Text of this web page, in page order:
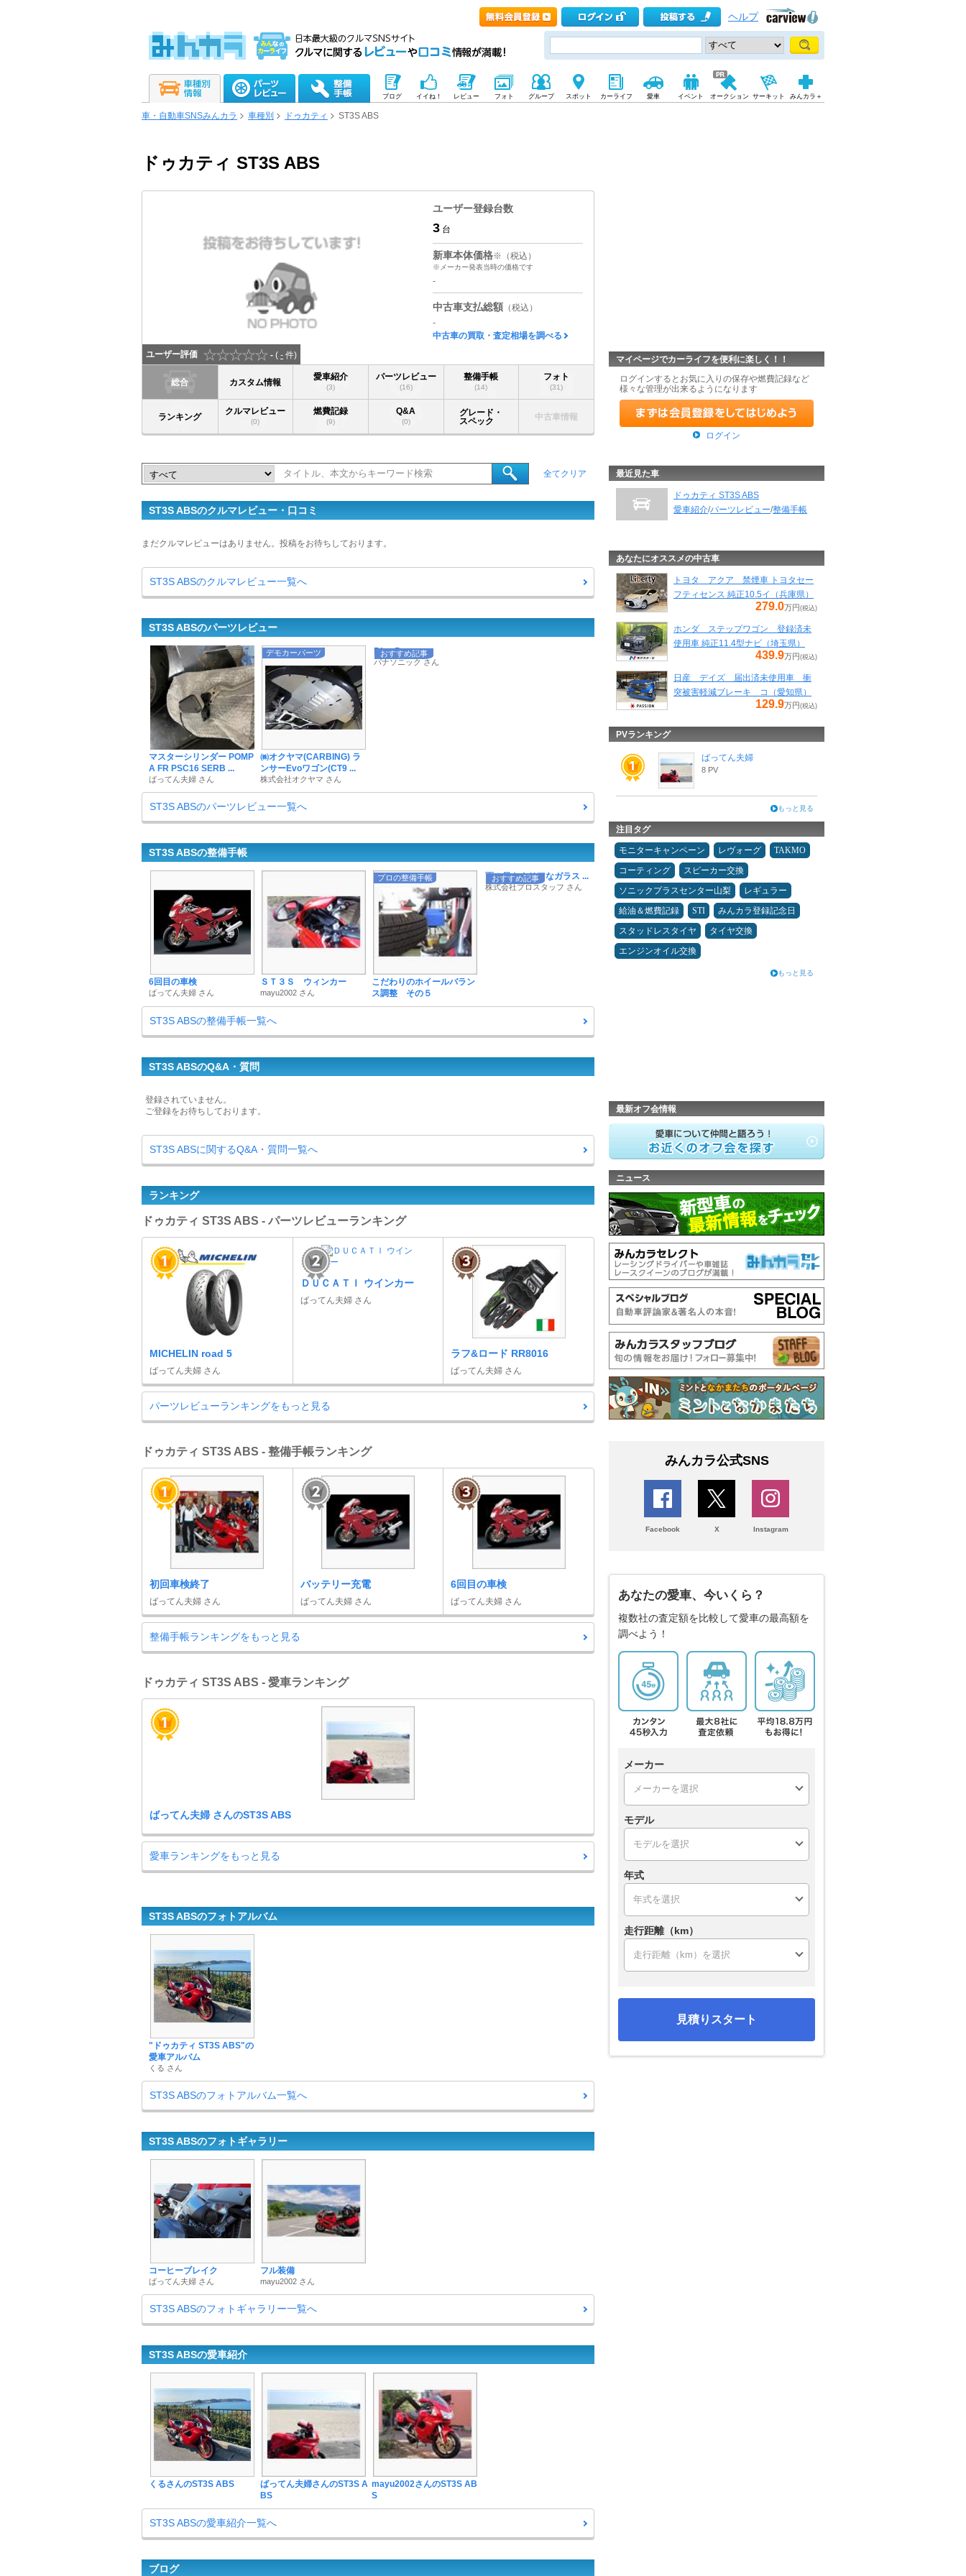
ヘルプ
ブログ イイね！ レビュー フォト グループ スポット カーライフ 愛車 イベント オークション サーキット みんカラ＋
車・自動車SNSみんカラ 車種別 ドゥカティ ST3S ABS
ドゥカティ ST3S ABS
ユーザー評価 - ( - 件)
ユーザー登録台数
3 台
新車本体価格※（税込）
※メーカー発表当時の価格です
-
中古車支払総額 （税込）
-
中古車の買取・査定相場を調べる
総合 カスタム情報
愛車紹介
(3)
パーツレビュー
(16)
整備手帳
(14)
フォト
(31)
ランキング
クルマレビュー
(0)
燃費記録
(9)
Q&A
(0)
グレード・
スペック
中古車情報
全てクリア
ST3S ABSのクルマレビュー・口コミ
まだクルマレビューはありません。投稿をお待ちしております。
ST3S ABSのクルマレビュー一覧へ
ST3S ABSのパーツレビュー
マスターシリンダー POMP
A FR PSC16 SERB ...
ばってん夫婦 さん
デモカーパーツ
㈱オクヤマ(CARBING) ラ
ンサーEvoワゴン(CT9 ...
株式会社オクヤマ さん
おすすめ記事
Blue Batter ...
パナソニック さん
ST3S ABSのパーツレビュー一覧へ
ST3S ABSの整備手帳
6回目の車検
ばってん夫婦 さん
ＳＴ３Ｓ ウィンカー
mayu2002 さん
プロの整備手帳
こだわりのホイールバラン
ス調整 その５
おすすめ記事
雨の日もクリアなガラス ...
株式会社プロスタッフ さん
ST3S ABSの整備手帳一覧へ
ST3S ABSのQ&A・質問
登録されていません。
ご登録をお待ちしております。
ST3S ABSに関するQ&A・質問一覧へ
ランキング
ドゥカティ ST3S ABS - パーツレビューランキング
MICHELIN road 5
ばってん夫婦 さん
ＤＵＣＡＴＩ ウインカー
ばってん夫婦 さん
ラフ&ロード RR8016
ばってん夫婦 さん
パーツレビューランキングをもっと見る
ドゥカティ ST3S ABS - 整備手帳ランキング
初回車検終了
ばってん夫婦 さん
バッテリー充電
ばってん夫婦 さん
6回目の車検
ばってん夫婦 さん
整備手帳ランキングをもっと見る
ドゥカティ ST3S ABS - 愛車ランキング
ばってん夫婦 さんのST3S ABS
愛車ランキングをもっと見る
ST3S ABSのフォトアルバム
"ドゥカティ ST3S ABS"の
愛車アルバム
くる さん
ST3S ABSのフォトアルバム一覧へ
ST3S ABSのフォトギャラリー
コーヒーブレイク
ばってん夫婦 さん
フル装備
mayu2002 さん
ST3S ABSのフォトギャラリー一覧へ
ST3S ABSの愛車紹介
くるさんのST3S ABS
ばってん夫婦さんのST3S A
BS
mayu2002さんのST3S AB
S
ST3S ABSの愛車紹介一覧へ
ブログ
マイページでカーライフを便利に楽しく！！
ログインするとお気に入りの保存や燃費記録など
様々な管理が出来るようになります
ログイン
最近見た車
ドゥカティ ST3S ABS
愛車紹介/パーツレビュー/整備手帳
あなたにオススメの中古車
トヨタ アクア 禁煙車 トヨタセー
フティセンス 純正10.5イ（兵庫県）
279.0万円 (税込)
ホンダ ステップワゴン 登録済未
使用車 純正11.4型ナビ（埼玉県）
439.9万円 (税込)
日産 デイズ 届出済未使用車 衝
突被害軽減ブレーキ コ（愛知県）
129.9万円 (税込)
PVランキング
ばってん夫婦
8 PV
もっと見る
注目タグ
モニターキャンペーン レヴォーグ
TAKMO
コーティング
スピーカー交換
ソニックプラスセンター山梨
レギュラー
給油＆燃費記録
STI
みんカラ登録記念日
スタッドレスタイヤ
タイヤ交換
エンジンオイル交換
もっと見る
最新オフ会情報
ニュース
みんカラ公式SNS
Facebook X Instagram
あなたの愛車、今いくら？
複数社の査定額を比較して愛車の最高額を
調べよう！
メーカー
モデル
年式
走行距離（km）
見積りスタート